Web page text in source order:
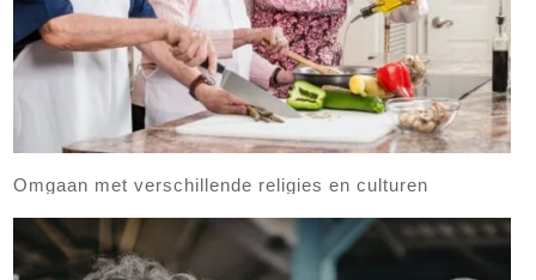
Omgaan met verschillende religies en culturen